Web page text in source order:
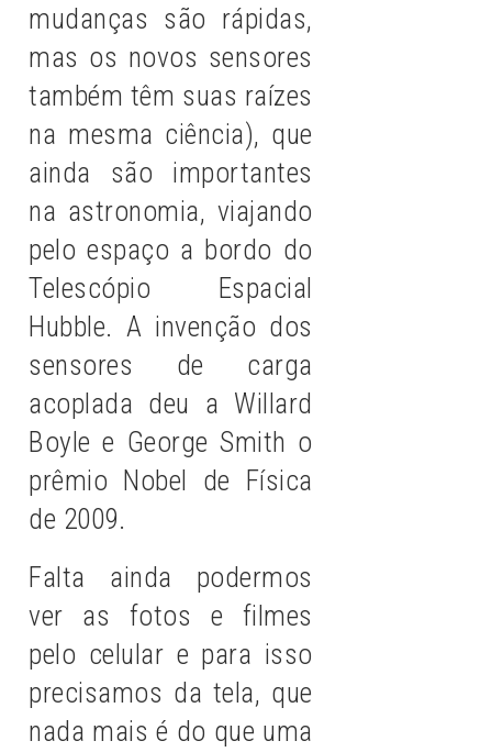
mudanças são rápidas,
mas os novos sensores
também têm suas raízes
na mesma ciência), que
ainda são importantes
na astronomia, viajando
pelo espaço a bordo do
Telescópio Espacial
Hubble. A invenção dos
sensores de carga
acoplada deu a Willard
Boyle e George Smith o
prêmio Nobel de Física
de 2009.
Falta ainda podermos
ver as fotos e filmes
pelo celular e para isso
precisamos da tela, que
nada mais é do que uma